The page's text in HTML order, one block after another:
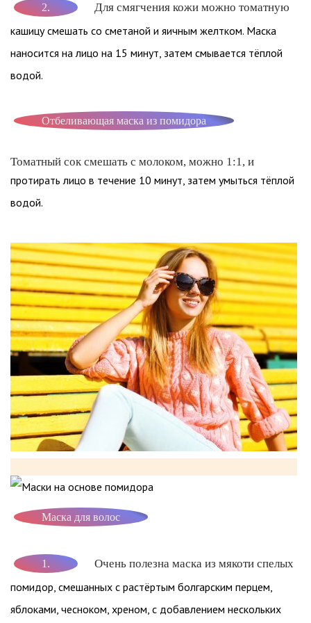
2. Для смягчения кожи можно томатную
кашицу смешать со сметаной и яичным желтком. Маска
наносится на лицо на 15 минут, затем смывается тёплой
водой.
Отбеливающая маска из помидора
Томатный сок смешать с молоком, можно 1:1, и
протирать лицо в течение 10 минут, затем умыться тёплой
водой.
Маска для волос
1. Очень полезна маска из мякоти спелых
помидор, смешанных с растёртым болгарским перцем,
яблоками, чесноком, хреном, с добавлением нескольких